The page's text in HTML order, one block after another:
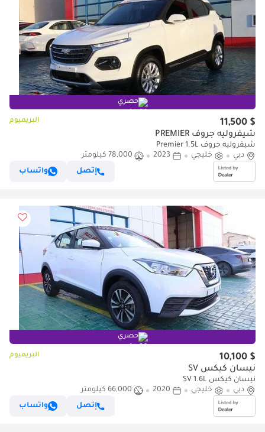
حصري
$ 11,500 البريميوم
شيفروليه جروف PREMIER
شيفروليه جروف Premier 1.5L
دبي
خليجي 2023
78,000 كيلومتر
إتصل
واتساب
حصري
$ 10,100 البريميوم
نيسان كيكس SV
نيسان كيكس SV 1.6L
دبي
خليجي 2020
66,000 كيلومتر
إتصل
واتساب